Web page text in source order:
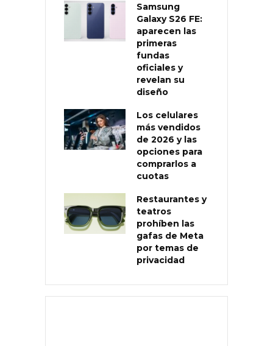
Samsung
Galaxy S26 FE:
aparecen las
primeras
fundas
oficiales y
revelan su
diseño
Los celulares
más vendidos
de 2026 y las
opciones para
comprarlos a
cuotas
Restaurantes y
teatros
prohíben las
gafas de Meta
por temas de
privacidad